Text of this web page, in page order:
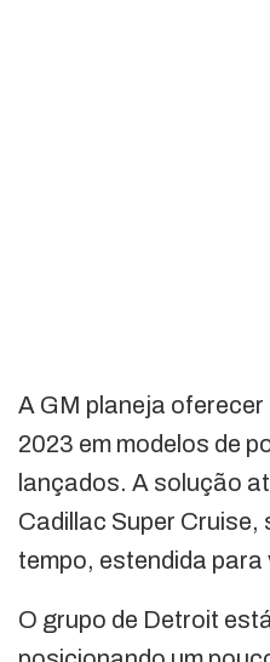
A GM planeja
2023 em modelos de
lançados. A solução
Cadillac Super Cruise,
tempo, estendida
O grupo de Detroit